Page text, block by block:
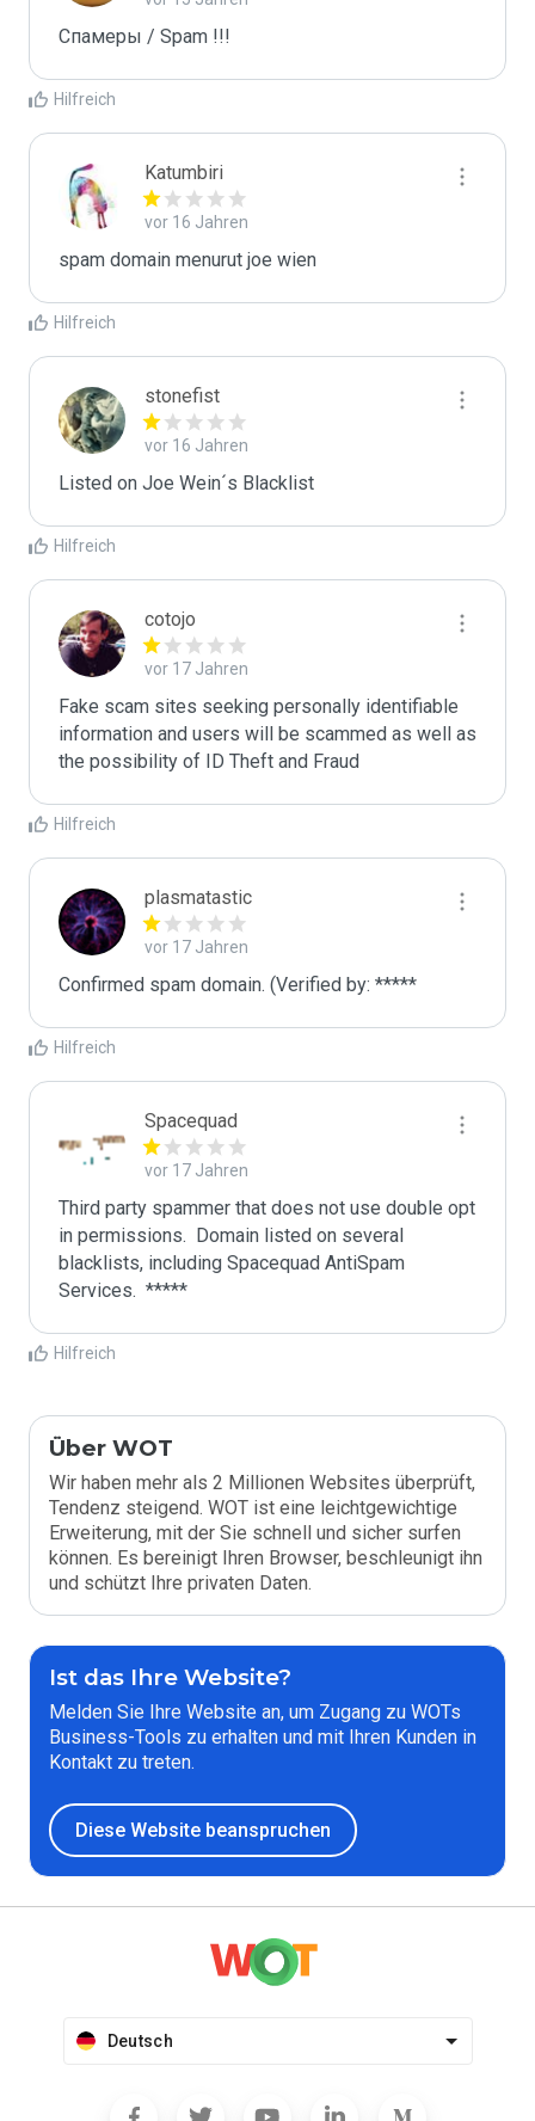
Спамеры / Spam !!!
Hilfreich
Katumbiri
vor 16 Jahren
spam domain menurut joe wien
Hilfreich
stonefist
vor 16 Jahren
Listed on Joe Wein´s Blacklist
Hilfreich
cotojo
vor 17 Jahren
Fake scam sites seeking personally identifiable
information and users will be scammed as well as
the possibility of ID Theft and Fraud
Hilfreich
plasmatastic
vor 17 Jahren
Confirmed spam domain. (Verified by: *****
Hilfreich
Spacequad
vor 17 Jahren
Third party spammer that does not use double opt
in permissions.  Domain listed on several
blacklists, including Spacequad AntiSpam
Hilfreich
Über WOT
Wir haben mehr als 2 Millionen Websites überprüft,
Tendenz steigend. WOT ist eine leichtgewichtige
Erweiterung, mit der Sie schnell und sicher surfen
können. Es bereinigt Ihren Browser, beschleunigt ihn
und schützt Ihre privaten Daten.
Ist das Ihre Website?
Melden Sie Ihre Website an, um Zugang zu WOTs
Business-Tools zu erhalten und mit Ihren Kunden in
Kontakt zu treten.
Diese Website beanspruchen
Deutsch